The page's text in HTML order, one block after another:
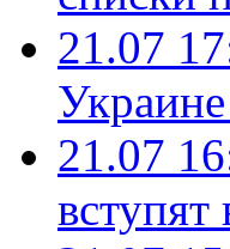
21.07
21.07
вступят